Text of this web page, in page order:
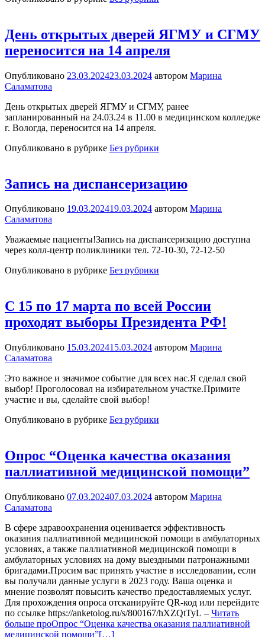
День открытых дверей ЯГМУ и СГМУ
переносится на 14 апреля
Опубликовано 23.03.202423.03.2024 автором Марина
Саламатова
День открытых дверей ЯГМУ и СГМУ, ранее
запланированный на 24.03.24 в 11.00 в медицинском колледже
г. Вологда, переносится на 14 апреля.
Опубликовано в рубрике Без рубрики
Запись на диспансеризацию
Опубликовано 19.03.202419.03.2024 автором Марина
Саламатова
Уважаемые пациенты!Запись на диспансеризацию доступна
через колл-центр поликлиники тел. 72-10-30, 72-12-50
Опубликовано в рубрике Без рубрики
С 15 по 17 марта по всей России
проходят выборы Президента РФ!
Опубликовано 15.03.202415.03.2024 автором Марина
Саламатова
Это важное и значимое событие для всех нас.Я сделал свой
выбор! Проголосовал на избирательном участке.Примите
участие и вы, сделайте свой выбор!
Опубликовано в рубрике Без рубрики
Опрос “Оценка качества оказания
паллиативной медицинской помощи”
Опубликовано 07.03.202407.03.2024 автором Марина
Саламатова
В сфере здравоохранения оценивается эффективность
оказания паллиативной медицинской помощи в амбулаторных
условиях, а также паллиативной медицинской помощи в
амбулаторных условиях на дому выездными патронажными
бригадами.Просим вас принять участие в исследовании, если
вы получали данные услуги в 2023 году. Ваша оценка и
мнение позволят повысить качество предоставляемых услуг.
Для прохождения опроса отсканируйте QR-код или перейдите
по ссылке https://anketolog.ru/s/800167/hXZQtTyL – Читать
больше проОпрос “Оценка качества оказания паллиативной
медицинской помощи”[…]